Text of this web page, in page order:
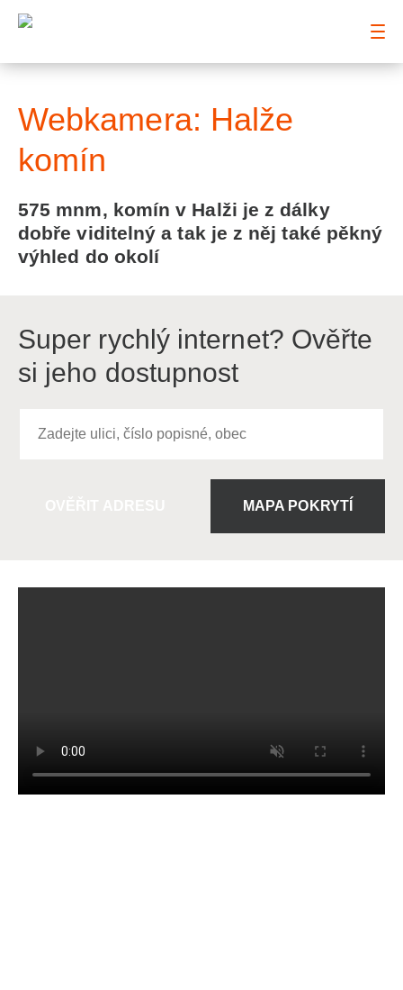
Webkamera: Halže
komín
575 mnm, komín v Halži je z dálky
dobře viditelný a tak je z něj také pěkný
výhled do okolí
Super rychlý internet? Ověřte
si jeho dostupnost
MAPA POKRYTÍ
: Webkamera: Halže komín